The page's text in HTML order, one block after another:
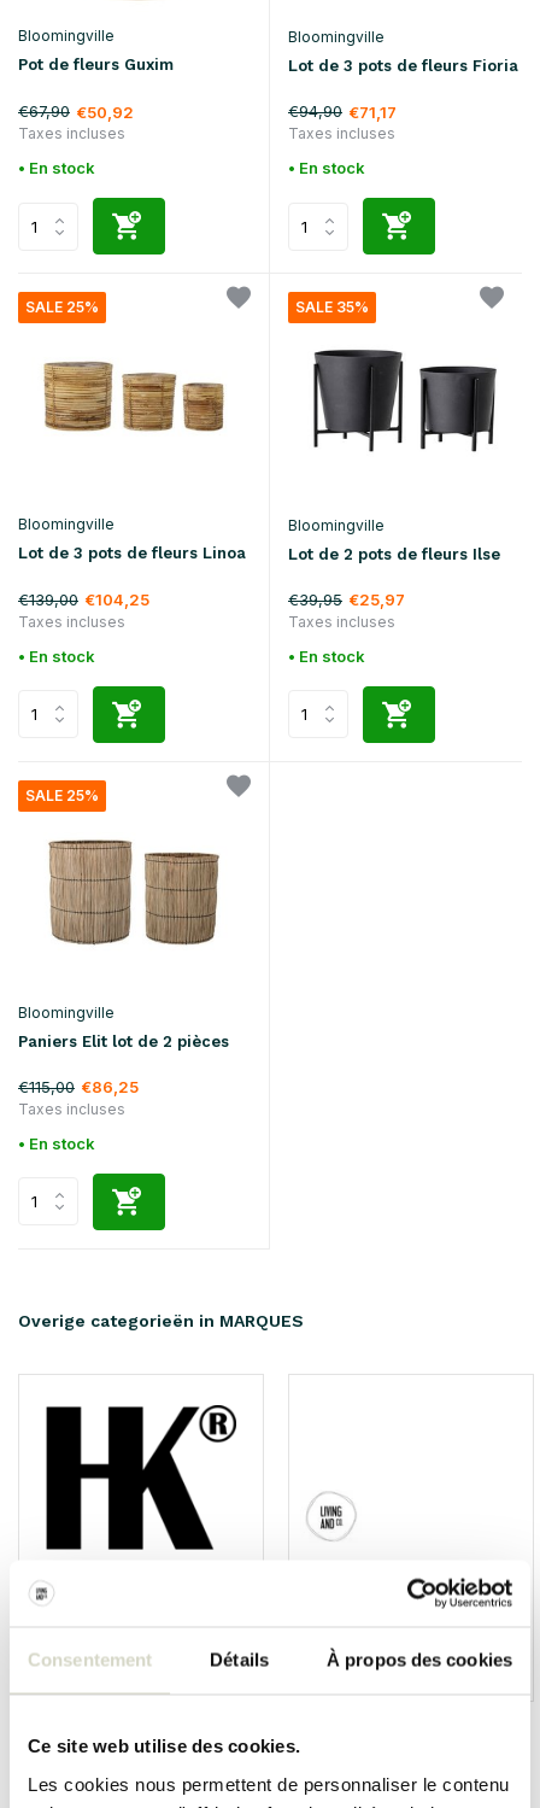
Consentement Détails À propos des cookies
Ce site web utilise des cookies.
Les cookies nous permettent de personnaliser le contenu
Bloomingville
Pot de fleurs Guxim
€67,90 €50,92
Taxes incluses
• En stock
Bloomingville
Lot de 3 pots de fleurs Fioria
€94,90 €71,17
Taxes incluses
• En stock
SALE 25%
Bloomingville
Lot de 3 pots de fleurs Linoa
€139,00 €104,25
Taxes incluses
• En stock
SALE 35%
Bloomingville
Lot de 2 pots de fleurs Ilse
€39,95 €25,97
Taxes incluses
• En stock
SALE 25%
Bloomingville
Paniers Elit lot de 2 pièces
€115,00 €86,25
Taxes incluses
• En stock
Overige categorieën in MARQUES
HKliving Living and Company
Pot de fleurs Bloomingville